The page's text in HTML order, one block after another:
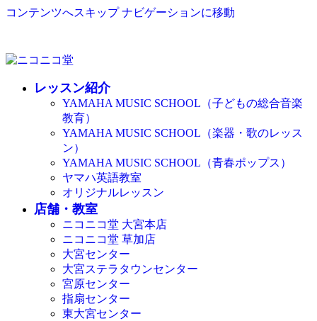
コンテンツへスキップ ナビゲーションに移動
レッスン紹介
YAMAHA MUSIC SCHOOL（子どもの総合音楽
教育）
YAMAHA MUSIC SCHOOL（楽器・歌のレッス
ン）
YAMAHA MUSIC SCHOOL（青春ポップス）
ヤマハ英語教室
オリジナルレッスン
店舗・教室
ニコニコ堂 大宮本店
ニコニコ堂 草加店
大宮センター
大宮ステラタウンセンター
宮原センター
指扇センター
東大宮センター